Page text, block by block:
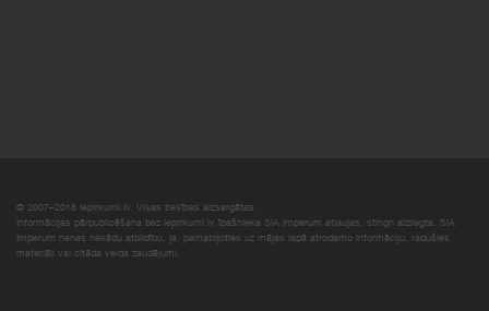
© 2007–2018 Iepirkumi.lv. Visas tiesības aizsargātas.
Informācijas pārpublicēšana bez iepirkumi.lv īpašnieka SIA Imperum atļaujas, stingri aizliegta. SIA
Imperum nenes nekādu atbildību, ja, pamatojoties uz mājas lapā atrodamo informāciju, radušies
materiāli vai citāda veida zaudējumi.